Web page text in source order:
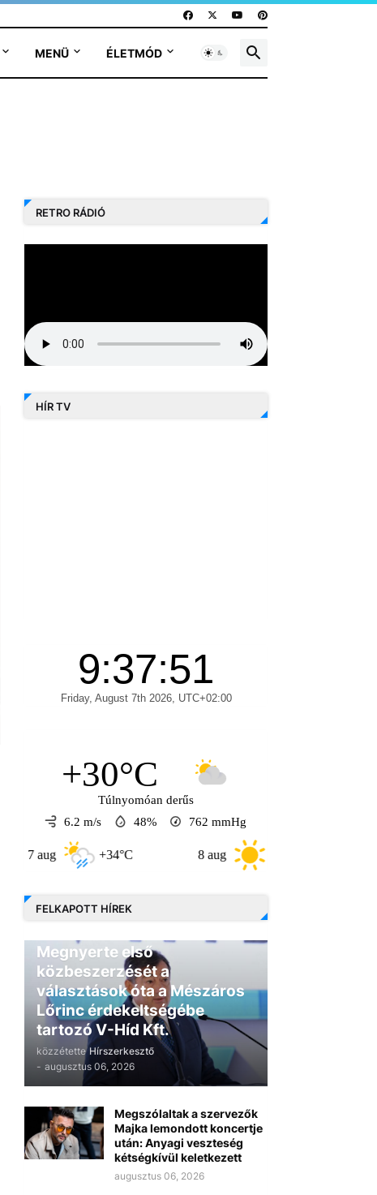
MENÜ ÉLETMÓD
RETRO RÁDIÓ
HÍR TV
+30°C
Túlnyomóan derűs
6.2 m/s
48% 762 mmHg
+34°C +31°C
FELKAPOTT HÍREK
Megnyerte első
közbeszerzését a
választások óta a Mészáros
Lőrinc érdekeltségébe
tartozó V-Híd Kft.
közzétette Hírszerkesztő
- augusztus 06, 2026
Megszólaltak a szervezők
Majka lemondott koncertje
után: Anyagi veszteség
kétségkívül keletkezett
augusztus 06, 2026